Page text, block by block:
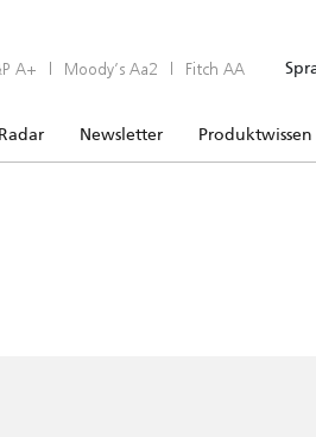
A+ | Moody’s Aa2 | Fitch AA
Newsletter Produktwissen